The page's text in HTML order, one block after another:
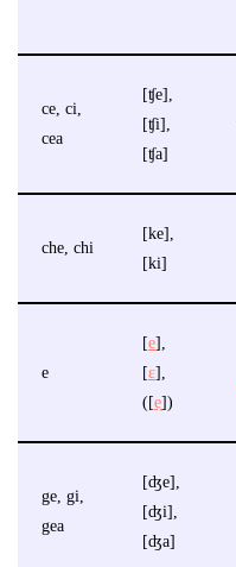
ce, ci,
cea
[ʧe],
[ʧi],
[ʧa]
che, chi
[ke],
[ki]
e
[e],
[ɛ],
([e̞])
ge, gi,
gea
[ʤe],
[ʤi],
[ʤa]